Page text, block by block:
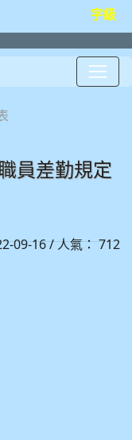
字級
員差勤規定
09-16 / 人氣： 712